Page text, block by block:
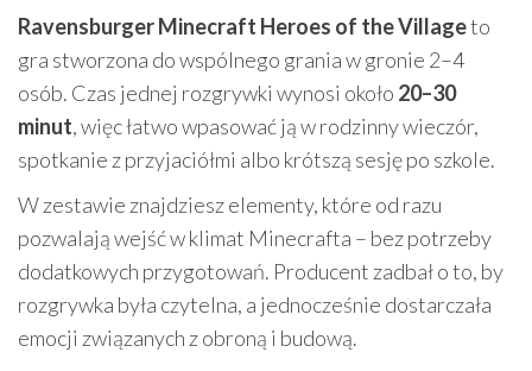
Ravensburger Minecraft Heroes of the Villageto
gra stworzona do wspólnego grania w gronie 2–4
osób. Czas jednej rozgrywki wynosi około 20–30
minut, więc łatwo wpasować ją w rodzinny wieczór,
spotkanie z przyjaciółmi albo krótszą sesję po szkole.
W zestawie znajdziesz elementy, które od razu
pozwalają wejść w klimat Minecrafta – bez potrzeby
dodatkowych przygotowań. Producent zadbał o to, by
rozgrywka była czytelna, a jednocześnie dostarczała
emocji związanych z obroną i budową.